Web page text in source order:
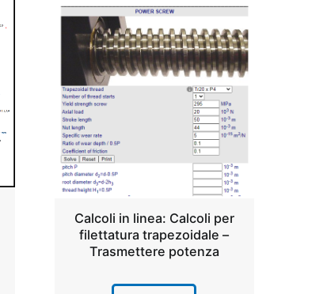
Calcoli in linea: Calcoli per
filettatura trapezoidale –
Trasmettere potenza